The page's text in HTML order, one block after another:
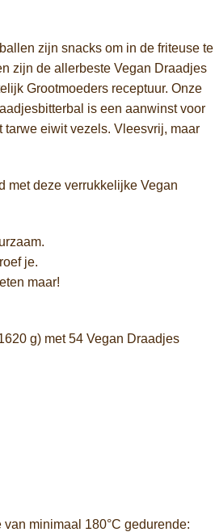
zijn snacks om in de friteuse te
zijn de allerbeste Vegan Draadjes
Grootmoeders receptuur. Onze
is een aanwinst voor
tarwe eiwit vezels. Vleesvrij, maar
met deze verrukkelijke Vegan
je.
maar!
g) met 54 Vegan Draadjes
minimaal 180°C gedurende: